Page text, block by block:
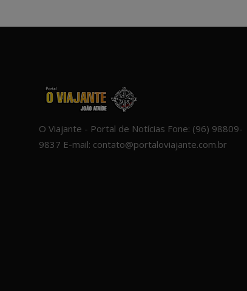
O Viajante - Portal de Notícias Fone: (96) 98809-
9837 E-mail: contato@portaloviajante.com.br